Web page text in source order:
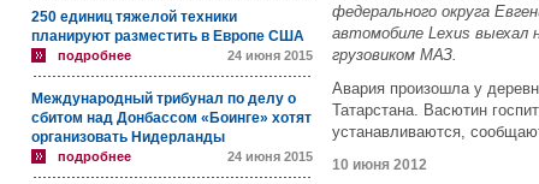
250 единиц тяжелой техники
планируют разместить в Европе США
подробнее 24 июня 2015
Международный трибунал по делу о
сбитом над Донбассом «Боинге» хотят
организовать Нидерланды
подробнее 24 июня 2015
федерального округа
автомобиле Lexus выехал
грузовиком МАЗ.
Авария произошла у
Татарстана. Васютин
устанавливаются,
10 июня 2012